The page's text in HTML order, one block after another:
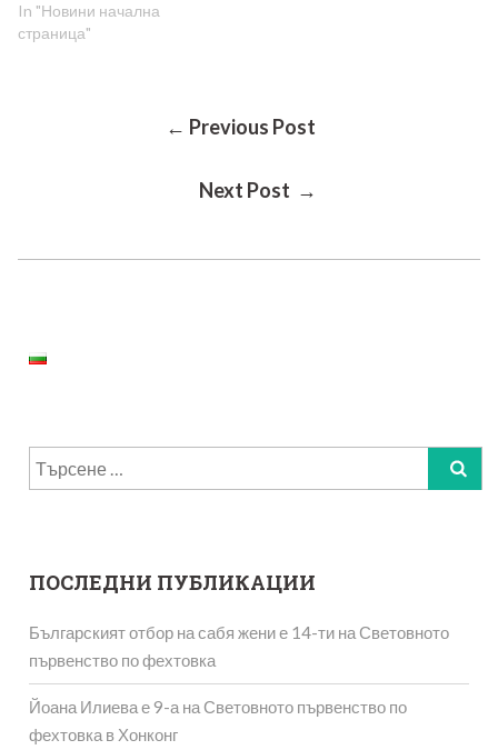
In "Новини начална
страница"
← Previous Post
Next Post →
Търсене
за:
ПОСЛЕДНИ ПУБЛИКАЦИИ
Българският отбор на сабя жени е 14-ти на Световното
първенство по фехтовка
Йоана Илиева е 9-а на Световното първенство по
фехтовка в Хонконг